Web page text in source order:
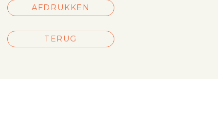
AFDRUKKEN
TERUG